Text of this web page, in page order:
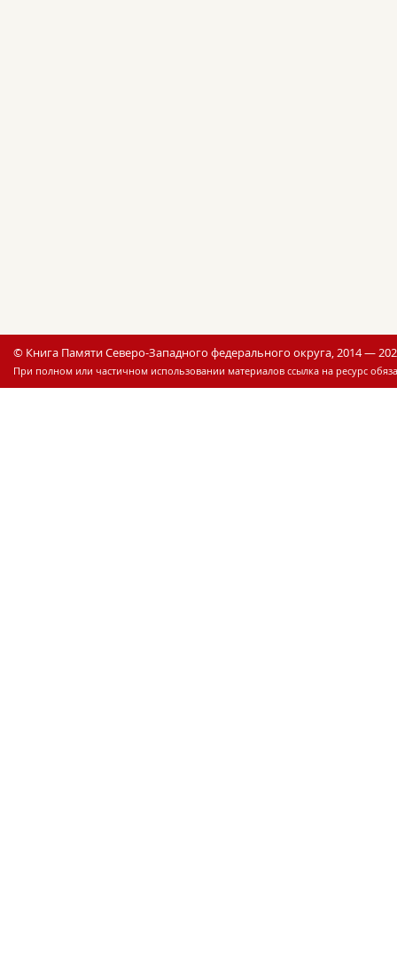
© Книга Памяти Северо-Западного федерального округа, 2014 —
При полном или частичном использовании материалов ссылка на ресурс